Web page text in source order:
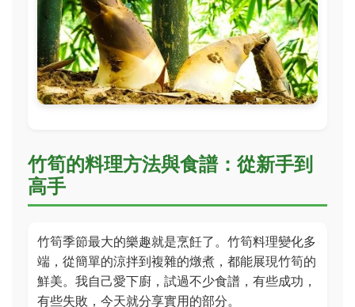
竹筍的料理方法與食譜：從新手到
高手
竹筍季節最大的樂趣就是烹飪了。竹筍料理變化多
端，從簡單的涼拌到複雜的燉煮，都能展現竹筍的
鮮美。我自己愛下廚，試過不少食譜，有些成功，
有些失敗，今天就分享實用的部分。